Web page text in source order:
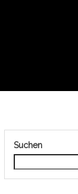
Suchen